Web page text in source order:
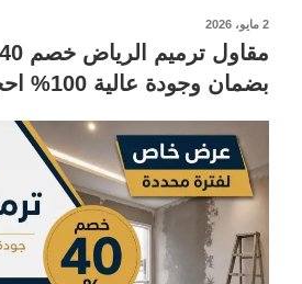
نُشر
2 مايو، 2026
بضمان وجودة عالية 100% احجز الان